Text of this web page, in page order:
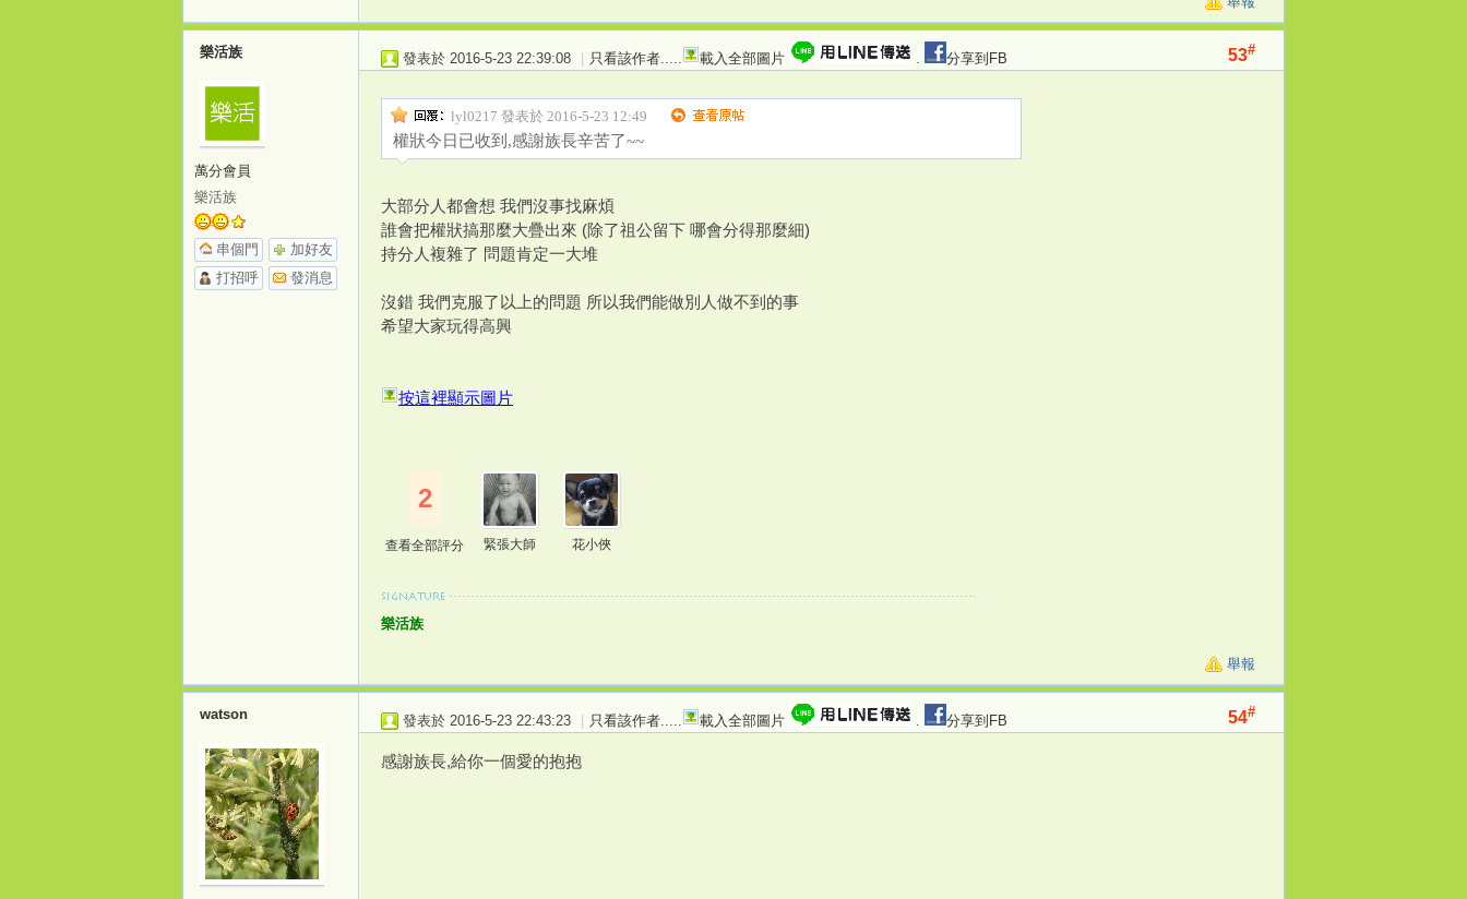
樂活族
萬分會員
樂活族
串個門
加好友
打招呼
發消息
53#
發表於 2016-5-23 22:39:08 | 只看該作者 載入全部圖片 分享到FB
lyl0217 發表於 2016-5-23 12:49
權狀今日已收到,感謝族長辛苦了~~
大部分人都會想 我們沒事找麻煩
誰會把權狀搞那麼大疊出來 (除了祖公留下 哪會分得那麼細)
持分人複雜了 問題肯定一大堆
沒錯 我們克服了以上的問題 所以我們能做別人做不到的事
希望大家玩得高興
按這裡顯示圖片
2
查看全部評分 緊張大師 花小俠
樂活族
舉報
watson 54#
發表於 2016-5-23 22:43:23 | 只看該作者 載入全部圖片 分享到FB
感謝族長,給你一個愛的抱抱